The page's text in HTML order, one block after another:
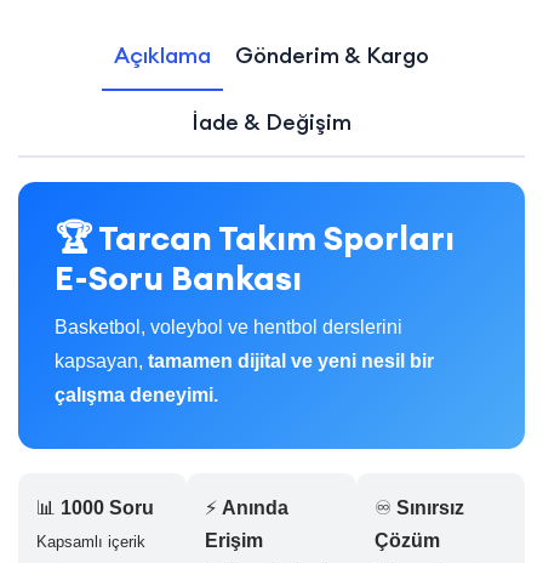
Açıklama Gönderim & Kargo
İade & Değişim
🏆 Tarcan Takım Sporları
E-Soru Bankası
Basketbol, voleybol ve hentbol derslerini
kapsayan, tamamen dijital ve yeni nesil bir
çalışma deneyimi.
📊 1000 Soru
Kapsamlı içerik
⚡ Anında
Erişim
♾️ Sınırsız
Çözüm